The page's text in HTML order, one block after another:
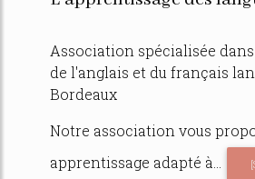
Association spécialisée
de l'anglais et du français
Bordeaux
Notre association vous
apprentissage adapté à...